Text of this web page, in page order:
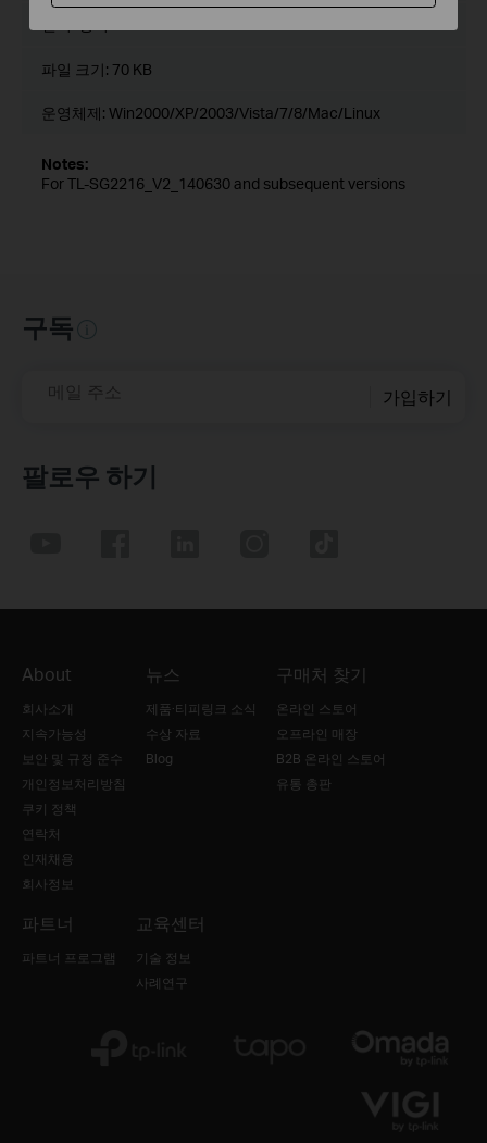
파일 크기: 70 KB
운영체제: Win2000/XP/2003/Vista/7/8/Mac/Linux
Notes:
For TL-SG2216_V2_140630 and subsequent versions
구독
메일 주소 가입하기
팔로우 하기
About
회사소개
지속가능성
보안 및 규정 준수
개인정보처리방침
쿠키 정책
연락처
인재채용
회사정보
뉴스
제품·티피링크 소식
수상 자료
Blog
구매처 찾기
온라인 스토어
오프라인 매장
B2B 온라인 스토어
유통 총판
파트너
파트너 프로그램
교육센터
기술 정보
사례연구